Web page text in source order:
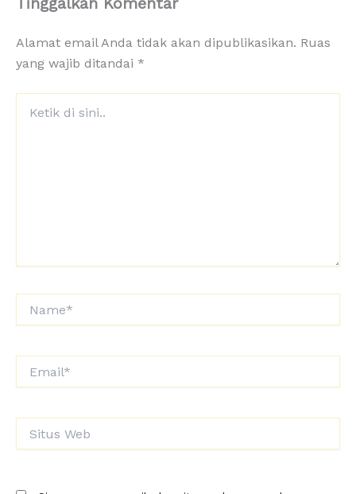
Alamat email Anda tidak akan dipublikasikan. Ruas
yang wajib ditandai *
Web